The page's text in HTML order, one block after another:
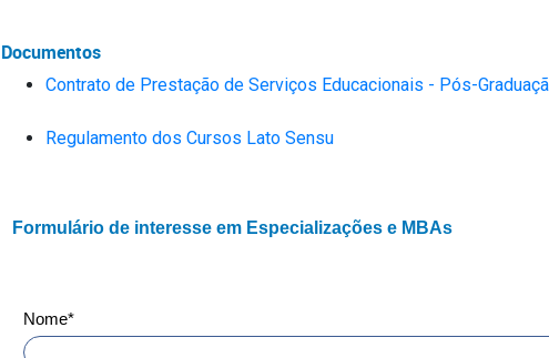
Documentos
Contrato de Prestação de Serviços Educacionais - Pós-
Regulamento dos Cursos Lato Sensu
Formulário de interesse em Especializações e MBAs
Nome*